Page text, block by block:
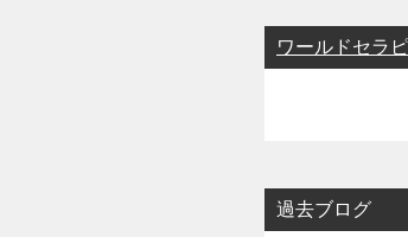
ワールドセラ
過去ブログ